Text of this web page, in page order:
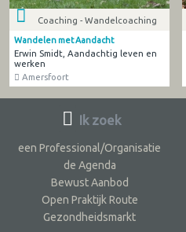
Coaching - Wandelcoaching
Wandelen met Aandacht
Erwin Smidt, Aandachtig leven en
werken
Amersfoort
Ik zoek
een Professional/Organisatie
de Agenda
Bewust Aanbod
Open Praktijk Route
Gezondheidsmarkt